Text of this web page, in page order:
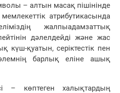
– алтын масақ пішінінде
атрибутикасында
жалпыадамзаттық
дәлелдейді және жас
күш-қуатын, серіктестік пен
барлық еліне ашық
– көптеген халықтардың